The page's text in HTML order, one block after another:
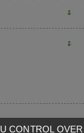
CONTROL OVER